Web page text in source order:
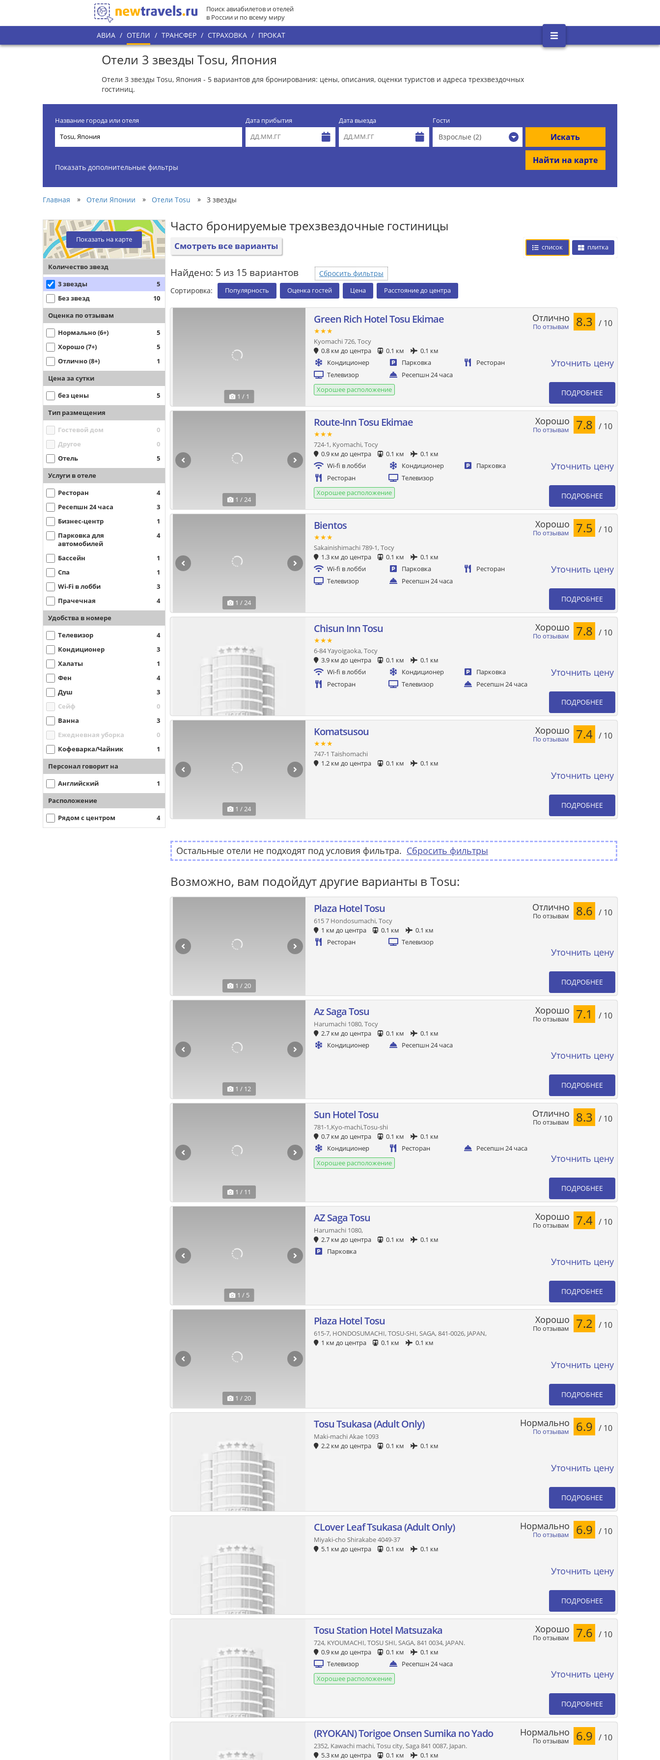
Поиск авиабилетов и отелей
в России и по всему миру
АВИА / ОТЕЛИ / ТРАНСФЕР / СТРАХОВКА / ПРОКАТ
Отели 3 звезды Tosu, Япония
Отели 3 звезды Tosu, Япония - 5 вариантов для бронирования: цены, описания, оценки туристов и адреса трехзвездочных
гостиниц.
Название города или отеля Дата прибытия Дата выезда Гости
Взрослые (2) Искать
Найти на карте
Показать дополнительные фильтры
Главная » Отели Японии » Отели Tosu » 3 звезды
Показать на карте
Количество звезд
3 звезды
5
Без звезд
10
Оценка по отзывам
Нормально (6+)
5
Хорошо (7+)
5
Отлично (8+)
1
Цена за сутки
без цены 5
Тип размещения
Гостевой дом
0
Другое
0
Отель
5
Услуги в отеле
Ресторан
4
Ресепшн 24 часа
3
Бизнес-центр
1
Парковка для
автомобилей
4
Бассейн
1
Спа
1
Wi-Fi в лобби
3
Прачечная
4
Удобства в номере
Телевизор
4
Кондиционер
3
Халаты
1
Фен
4
Душ
3
Сейф
0
Ванна
3
Ежедневная уборка
0
Кофеварка/Чайник
1
Персонал говорит на
Английский 1
Расположение
Рядом с центром 4
Часто бронируемые трехзвездочные гостиницы
Смотреть все варианты список плитка
Найдено: 5 из 15 вариантов
Сбросить фильтры
Сортировка:
Популярность Оценка гостей Цена Расстояние до центра
1 / 1
Green Rich Hotel Tosu Ekimae
★★★
Kyomachi 726, Тосу
0.8 км до центра
0.1 км
0.1 км
Кондиционер
Парковка
Ресторан
Телевизор
Ресепшн 24 часа
Хорошее расположение
По отзывам
Отлично 8.3 / 10
Уточнить цену
ПОДРОБНЕЕ
1 / 24
Route-Inn Tosu Ekimae
★★★
724-1, Kyomachi, Тосу
0.9 км до центра
0.1 км
0.1 км
Wi-fi в лобби
Кондиционер
Парковка
Ресторан
Телевизор
Хорошее расположение
По отзывам
Хорошо 7.8 / 10
Уточнить цену
ПОДРОБНЕЕ
1 / 24
Bientos
★★★
Sakainishimachi 789-1, Тосу
1.3 км до центра
0.1 км
0.1 км
Wi-fi в лобби
Парковка
Ресторан
Телевизор
Ресепшн 24 часа
По отзывам
Хорошо 7.5 / 10
Уточнить цену
ПОДРОБНЕЕ
Chisun Inn Tosu
★★★
6-84 Yayoigaoka, Тосу
3.9 км до центра
0.1 км
0.1 км
Wi-fi в лобби
Кондиционер
Парковка
Ресторан
Телевизор Ресепшн 24 часа
По отзывам
Хорошо 7.8 / 10
Уточнить цену
ПОДРОБНЕЕ
1 / 24
Komatsusou
★★★
747-1 Taishomachi
1.2 км до центра
0.1 км 0.1 км
По отзывам
Хорошо 7.4 / 10
Уточнить цену
ПОДРОБНЕЕ
Остальные отели не подходят под условия фильтра. Сбросить фильтры
Возможно, вам подойдут другие варианты в Tosu:
1 / 20
Plaza Hotel Tosu
615 7 Hondosumachi, Тосу
1 км до центра
0.1 км
0.1 км
Ресторан
Телевизор
По отзывам
Отлично 8.6 / 10
Уточнить цену
ПОДРОБНЕЕ
1 / 12
Az Saga Tosu
Harumachi 1080, Тосу
2.7 км до центра
0.1 км
0.1 км
Кондиционер
Ресепшн 24 часа
По отзывам
Хорошо 7.1 / 10
Уточнить цену
ПОДРОБНЕЕ
1 / 11
Sun Hotel Tosu
781-1,Kyo-machi,Tosu-shi
0.7 км до центра
0.1 км
0.1 км
Кондиционер
Ресторан
Ресепшн 24 часа
Хорошее расположение
По отзывам
Отлично 8.3 / 10
Уточнить цену
ПОДРОБНЕЕ
1 / 5
AZ Saga Tosu
Harumachi 1080,
2.7 км до центра
0.1 км
0.1 км
Парковка
По отзывам
Хорошо 7.4 / 10
Уточнить цену
ПОДРОБНЕЕ
1 / 20
Plaza Hotel Tosu
615-7, HONDOSUMACHI, TOSU-SHI, SAGA, 841-0026, JAPAN,
1 км до центра
0.1 км 0.1 км
По отзывам
Хорошо 7.2 / 10
Уточнить цену
ПОДРОБНЕЕ
Tosu Tsukasa (Adult Only)
Maki-machi Akae 1093
2.2 км до центра
0.1 км 0.1 км
По отзывам
Нормально 6.9 / 10
Уточнить цену
ПОДРОБНЕЕ
CLover Leaf Tsukasa (Adult Only)
Miyaki-cho Shirakabe 4049-37
5.1 км до центра
0.1 км 0.1 км
По отзывам
Нормально 6.9 / 10
Уточнить цену
ПОДРОБНЕЕ
Tosu Station Hotel Matsuzaka
724, KYOUMACHI, TOSU SHI, SAGA, 841 0034, JAPAN.
0.9 км до центра
0.1 км
0.1 км
Телевизор
Ресепшн 24 часа
Хорошее расположение
По отзывам
Хорошо 7.6 / 10
Уточнить цену
ПОДРОБНЕЕ
(RYOKAN) Torigoe Onsen Sumika no Yado
2352, Kawachi machi, Tosu city, Saga 841 0087, Japan.
5.3 км до центра
0.1 км 0.1 км
По отзывам
Нормально 6.9 / 10